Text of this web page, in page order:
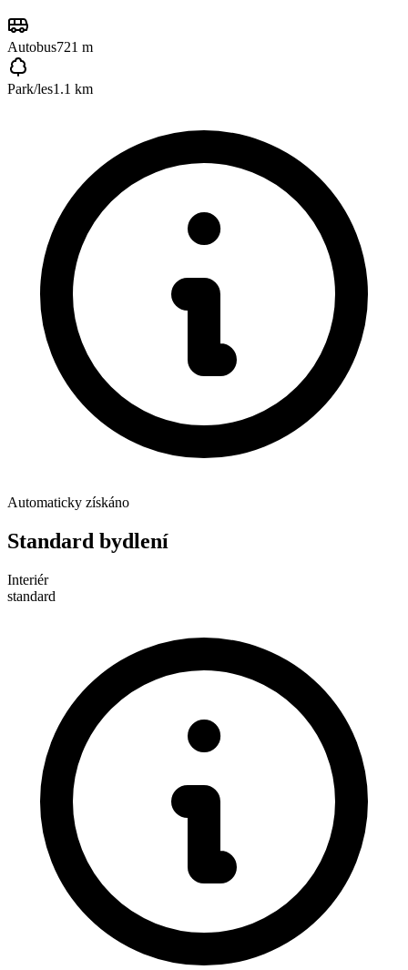
Autobus721 m
Park/les1.1 km
Automaticky získáno
Standard bydlení
Interiér
standard